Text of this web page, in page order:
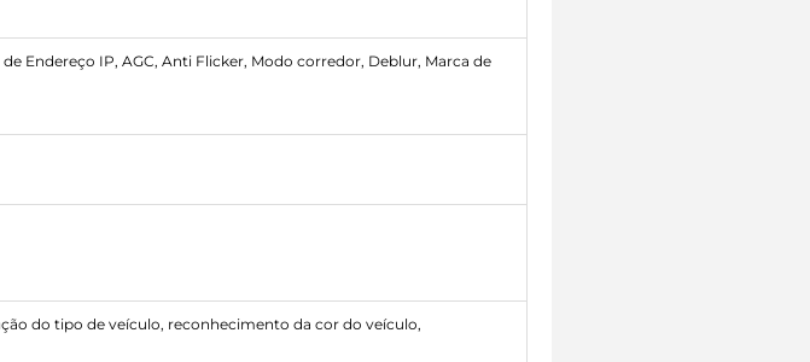
Endereço IP, AGC, Anti Flicker, Modo corredor, Deblur, Marca de
do tipo de veículo, reconhecimento da cor do veículo,